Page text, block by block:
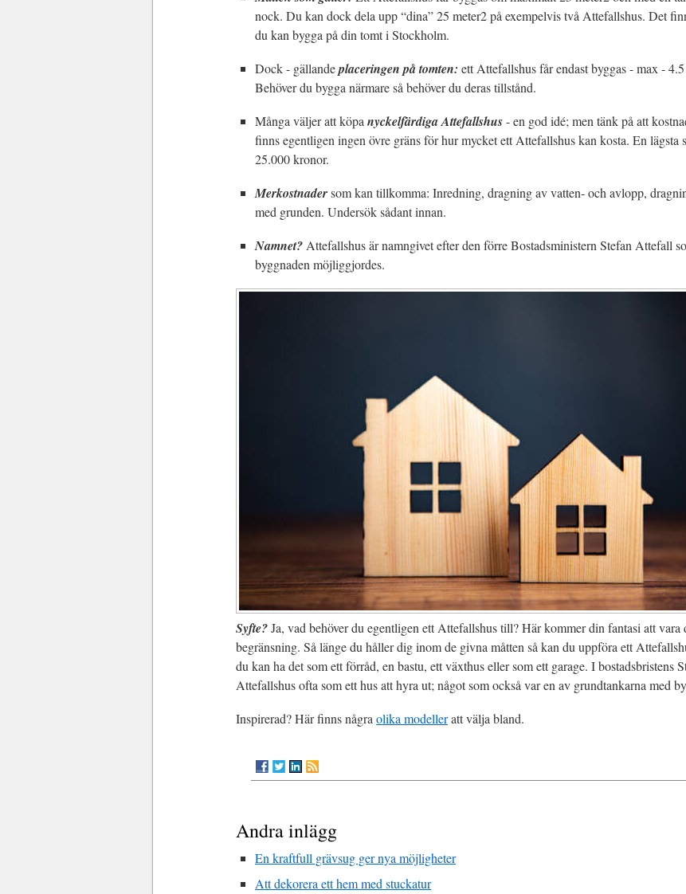
nock. Du kan dock dela upp “dina” 25 meter2 på exempelvis två Attefallshus. Det
du kan bygga på din tomt i Stockholm.
Dock - gällandeplaceringen på tomten: ett Attefallshus får endast byggas - max -
Behöver du bygga närmare så behöver du deras tillstånd.
Många väljer att köpa nyckelfärdiga Attefallshus- en god idé; men tänk på att
finns egentligen ingen övre gräns för hur mycket ett Attefallshus kan kosta. En lägsta
25.000 kronor.
Merkostnadersom kan tillkomma: Inredning, dragning av vatten- och avlopp,
med grunden. Undersök sådant innan.
Namnet? Attefallshus är namngivet efter den förre Bostadsministern Stefan Attefall
byggnaden möjliggjordes.
Syfte?Ja, vad behöver du egentligen ett Attefallshus till? Här kommer din fantasi att vara
begränsning. Så länge du håller dig inom de givna måtten så kan du uppföra ett
du kan ha det som ett förråd, en bastu, ett växthus eller som ett garage. I bostadsbristens
Attefallshus ofta som ett hus att hyra ut; något som också var en av grundtankarna med
Inspirerad? Här finns några olika modelleratt välja bland.
Andra inlägg
En kraftfull grävsug ger nya möjligheter
Att dekorera ett hem med stuckatur